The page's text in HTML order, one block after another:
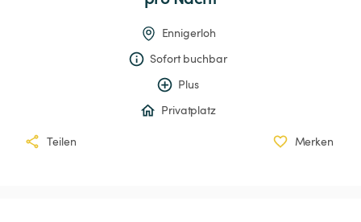
Ennigerloh
Sofort buchbar
Plus
Privatplatz
Teilen Merken